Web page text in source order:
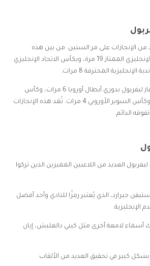
من الإنجازات على مر السنين. من بين هذه
الإنجازات، الفوز بالدوري الإنجليزي الممتاز 19 مرة، وبكأس الاتحاد الإنجليزي
وعلى الصعيد الأوروبي، فاز ليفربول بدوري أبطال أوروبا 6 مرات، وكأس
الاتحاد الأوروبي 3 مرات، وكأس السوبر الأوروبي 4 مرات. تُعَد هذه الإنجازات
الدائم.
العديد من اللاعبين المميزين الذين تركوا
جيرارد، الذي يُعتبر رمزًا للنادي وأحد أفضل
الإنجليزية.
أسماء لامعة أخرى مثل كيني دالغليش، إيان
كبير في تحقيق العديد من الألقاب